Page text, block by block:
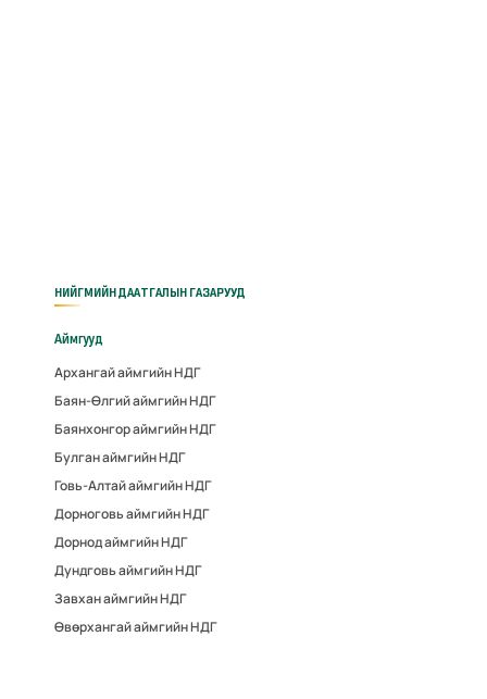
НИЙГМИЙН ДААТГАЛЫН ГАЗАРУУД
Аймгууд
Архангай аймгийн НДГ
Баян-Өлгий аймгийн НДГ
Баянхонгор аймгийн НДГ
Булган аймгийн НДГ
Говь-Алтай аймгийн НДГ
Дорноговь аймгийн НДГ
Дорнод аймгийн НДГ
Дундговь аймгийн НДГ
Завхан аймгийн НДГ
Өвөрхангай аймгийн НДГ